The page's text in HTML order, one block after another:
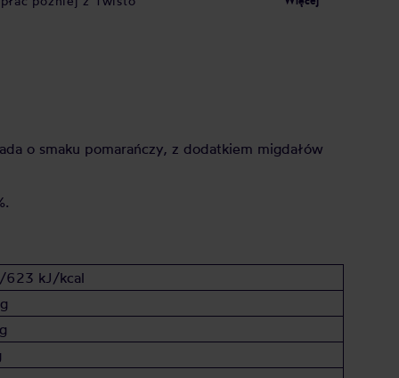
o smaku pomarańczy, z dodatkiem migdałów
623 kJ/kcal